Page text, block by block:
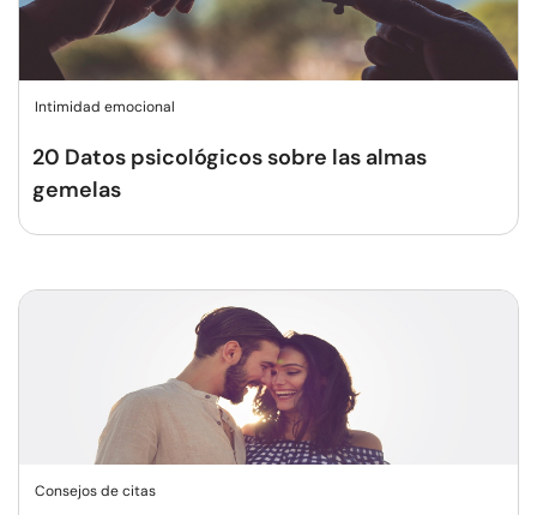
Intimidad emocional
20 Datos psicológicos sobre las almas
gemelas
Consejos de citas